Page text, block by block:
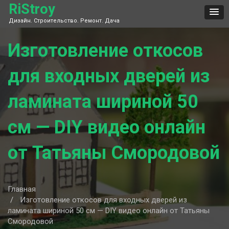
Skip
content
RiStroy
Дизайн. Строительство. Ремонт. Дача
Изготовление откосов
для входных дверей из
ламината шириной 50
см — DIY видео онлайн
от Татьяны Смородовой
Главная
Изготовление откосов для входных дверей из
ламината шириной 50 см — DIY видео онлайн от Татьяны
Смородовой